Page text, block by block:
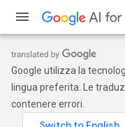
Google utilizza la
lingua preferita. Le
contenere errori.